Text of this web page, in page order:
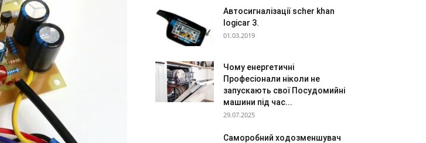
Автосигналізації scher khan
logicar 3.
01.03.2019
Чому енергетичні
Професіонали ніколи не
запускають свої Посудомийні
машини під час...
29.07.2025
Саморобний ходозменшувач